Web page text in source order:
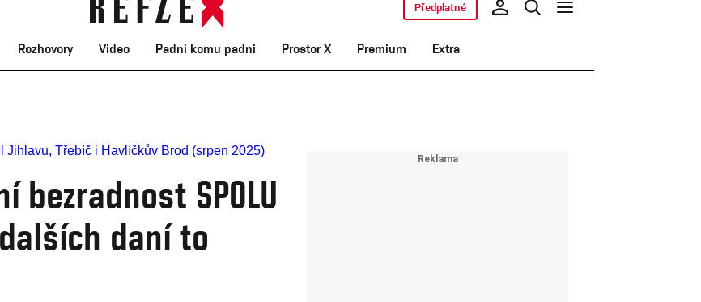
Rozhovory Video Padni komu padni Prostor X Premium Extra
Předplatné
bezradnost SPOLU
daní to